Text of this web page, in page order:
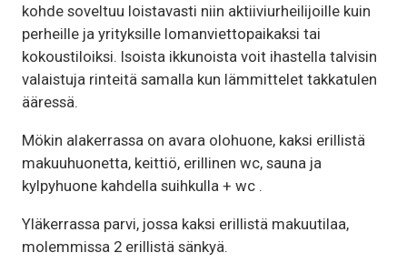
kohde soveltuu loistavasti niin aktiiviurheilijoille kuin
perheille ja yrityksille lomanviettopaikaksi tai
kokoustiloiksi. Isoista ikkunoista voit ihastella talvisin
valaistuja rinteitä samalla kun lämmittelet takkatulen
ääressä.
Mökin alakerrassa on avara olohuone, kaksi erillistä
makuuhuonetta, keittiö, erillinen wc, sauna ja
kylpyhuone kahdella suihkulla + wc .
Yläkerrassa parvi, jossa kaksi erillistä makuutilaa,
molemmissa 2 erillistä sänkyä.